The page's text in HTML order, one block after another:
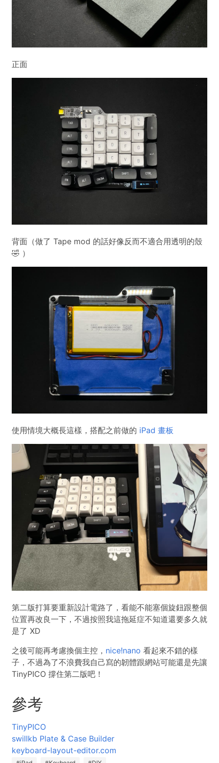
正面
背面（做了 Tape mod 的話好像反而不適合用透明的殼
🤣 ）
使用情境大概長這樣，搭配之前做的 iPad 畫板
第二版打算要重新設計電路了，看能不能塞個旋鈕跟整個
位置再改良一下，不過按照我這拖延症不知道還要多久就
是了 XD
之後可能再考慮換個主控， nice!nano 看起來不錯的樣
子，不過為了不浪費我自己寫的韌體跟網站可能還是先讓
TinyPICO 撐住第二版吧！
參考
TinyPICO
swillkb Plate & Case Builder
keyboard-layout-editor.com